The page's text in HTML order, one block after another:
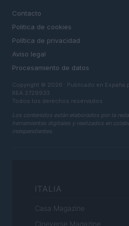
Contacto
Politica de cookies
Política de privacidad
Aviso legal
Procesamiento de datos
Copyright © 2026 · Publicado en España
REA 2729933
Todos los derechos reservados
Los contenidos están elaborados por la
herramientas digitales y realizados en
independientes.
ITALIA
Casa Magazine
Cineverse Magazine